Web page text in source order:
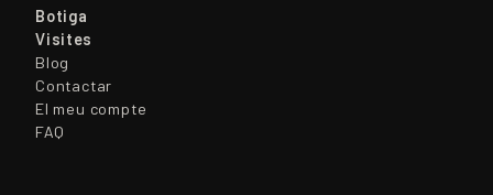
Botiga
Visites
Blog
Contactar
El meu compte
FAQ